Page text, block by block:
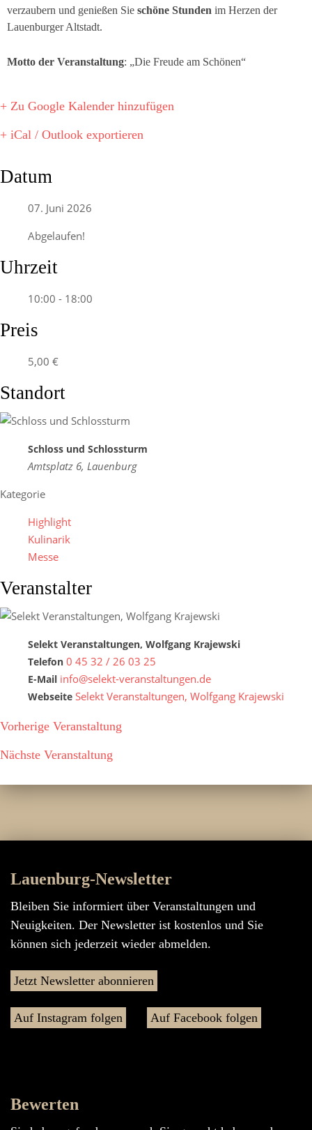
verzaubern und genießen Sie schöne Stunden im Herzen der
Lauenburger Altstadt.
Motto der Veranstaltung: „Die Freude am Schönen“
+ Zu Google Kalender hinzufügen
+ iCal / Outlook exportieren
Datum
07. Juni 2026
Abgelaufen!
Uhrzeit
10:00 - 18:00
Preis
5,00 €
Standort
Schloss und Schlossturm
Amtsplatz 6, Lauenburg
Kategorie
Highlight
Kulinarik
Messe
Veranstalter
Selekt Veranstaltungen, Wolfgang Krajewski
Telefon 0 45 32 / 26 03 25
E-Mail info@selekt-veranstaltungen.de
Webseite Selekt Veranstaltungen, Wolfgang Krajewski
Vorherige Veranstaltung
Nächste Veranstaltung
Lauenburg-Newsletter
Bleiben Sie informiert über Veranstaltungen und
Neuigkeiten. Der Newsletter ist kostenlos und Sie
können sich jederzeit wieder abmelden.
Jetzt Newsletter abonnieren
Auf Instagram folgen Auf Facebook folgen
Bewerten